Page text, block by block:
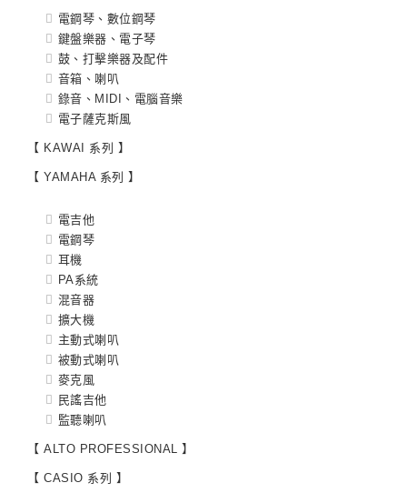
電鋼琴、數位鋼琴
鍵盤樂器、電子琴
鼓、打擊樂器及配件
音箱、喇叭
錄音、MIDI、電腦音樂
電子薩克斯風
【 KAWAI 系列 】
【 YAMAHA 系列 】
電吉他
電鋼琴
耳機
PA系統
混音器
擴大機
主動式喇叭
被動式喇叭
麥克風
民謠吉他
監聽喇叭
【 ALTO PROFESSIONAL 】
【 CASIO 系列 】